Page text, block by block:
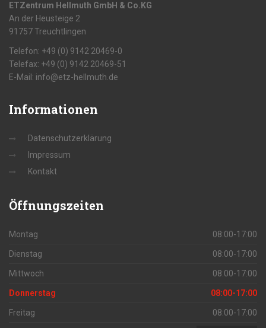
ETZentrum Hellmuth GmbH & Co.KG
An der Heusteige 2
91757 Treuchtlingen
Telefon: +49 (0) 9142 20469-0
Telefax: +49 (0) 9142 20469-51
E-Mail: info@etz-hellmuth.de
Informationen
Datenschutzerklärung
Impressum
Kontakt
Öffnungszeiten
Montag 08:00-17:00
Dienstag 08:00-17:00
Mittwoch 08:00-17:00
Donnerstag 08:00-17:00
Freitag 08:00-17:00